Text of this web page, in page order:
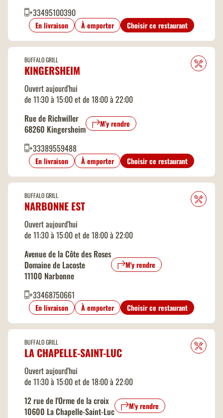
+33495100390
En livraison À emporter Choisir ce restaurant
BUFFALO GRILL
KINGERSHEIM
Ouvert aujourd'hui
de 11:30 à 15:00 et de 18:00 à 22:00
Rue de Richwiller
68260 Kingersheim
M'y rendre
+33389559488
En livraison À emporter Choisir ce restaurant
BUFFALO GRILL
NARBONNE EST
Ouvert aujourd'hui
de 11:30 à 15:00 et de 18:00 à 22:00
Avenue de la Côte des Roses
Domaine de Lacoste
11100 Narbonne
M'y rendre
+33468750661
En livraison À emporter Choisir ce restaurant
BUFFALO GRILL
LA CHAPELLE-SAINT-LUC
Ouvert aujourd'hui
de 11:30 à 15:00 et de 18:00 à 22:00
12 rue de l'Orme de la croix
10600 La Chapelle-Saint-Luc
M'y rendre